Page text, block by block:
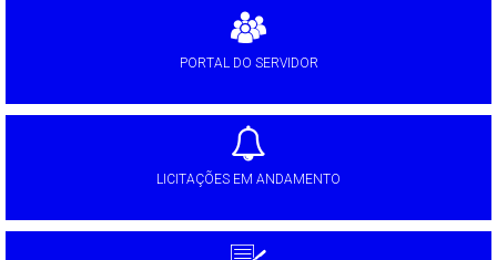
PORTAL DO SERVIDOR
LICITAÇÕES EM ANDAMENTO